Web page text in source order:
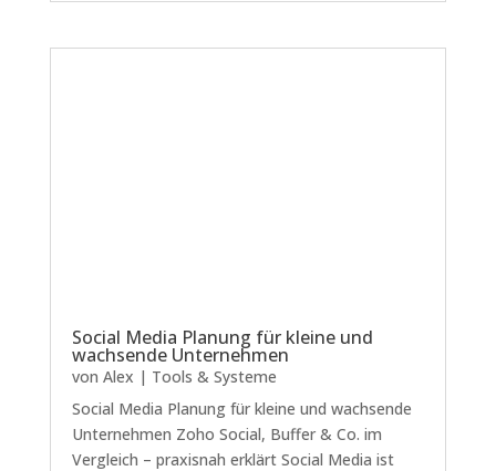
Social Media Planung für kleine und
wachsende Unternehmen
von Alex | Tools & Systeme
Social Media Planung für kleine und wachsende
Unternehmen Zoho Social, Buffer & Co. im
Vergleich – praxisnah erklärt Social Media ist